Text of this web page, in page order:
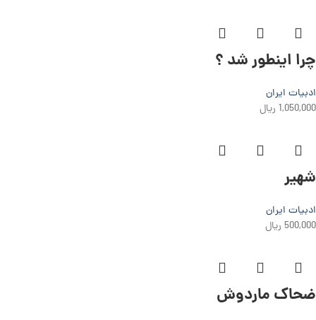
چرا اینطور شد ؟
ادبیات ایران
1,050,000 ریال
شهیر
ادبیات ایران
500,000 ریال
ضحاک ماردوش